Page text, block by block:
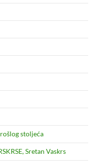
stoljeća
Sretan Vaskrs